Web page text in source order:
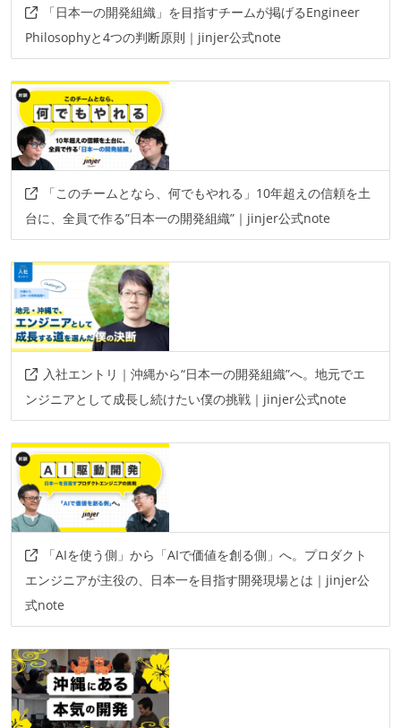
情報共有ツール
slack
confluence
その他
googlemeet
figma
「日本一の開発組織」を目指すチームが掲げるEngineer
Philosophyと4つの判断原則｜jinjer公式note
「このチームとなら、何でもやれる」10年超えの信頼を土
台に、全員で作る”日本一の開発組織”｜jinjer公式note
入社エントリ｜沖縄から“日本一の開発組織”へ。地元でエ
ンジニアとして成長し続けたい僕の挑戦｜jinjer公式note
「AIを使う側」から「AIで価値を創る側」へ。プロダクト
エンジニアが主役の、日本一を目指す開発現場とは｜jinjer公
式note